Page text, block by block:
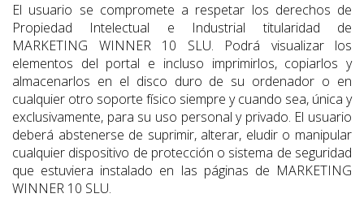
El usuario se compromete a respetar los derechos de
Propiedad Intelectual e Industrial titularidad de
MARKETING WINNER 10 SLU. Podrá visualizar los
elementos del portal e incluso imprimirlos, copiarlos y
almacenarlos en el disco duro de su ordenador o en
cualquier otro soporte físico siempre y cuando sea, única y
exclusivamente, para su uso personal y privado. El usuario
deberá abstenerse de suprimir, alterar, eludir o manipular
cualquier dispositivo de protección o sistema de seguridad
que estuviera instalado en las páginas de MARKETING
WINNER 10 SLU.